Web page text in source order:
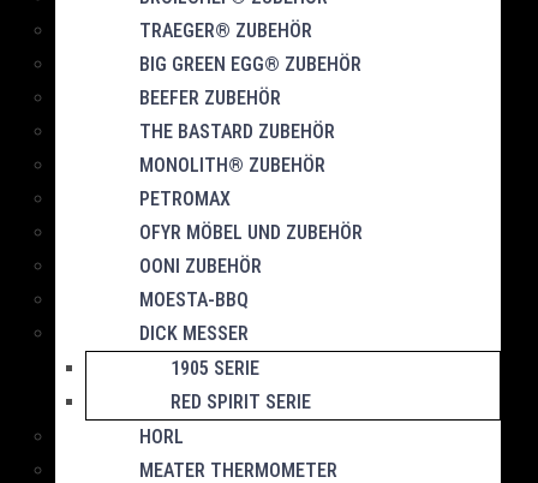
TRAEGER® ZUBEHÖR
BIG GREEN EGG® ZUBEHÖR
BEEFER ZUBEHÖR
THE BASTARD ZUBEHÖR
MONOLITH® ZUBEHÖR
PETROMAX
OFYR MÖBEL UND ZUBEHÖR
OONI ZUBEHÖR
MOESTA-BBQ
DICK MESSER
1905 SERIE
RED SPIRIT SERIE
HORL
MEATER THERMOMETER